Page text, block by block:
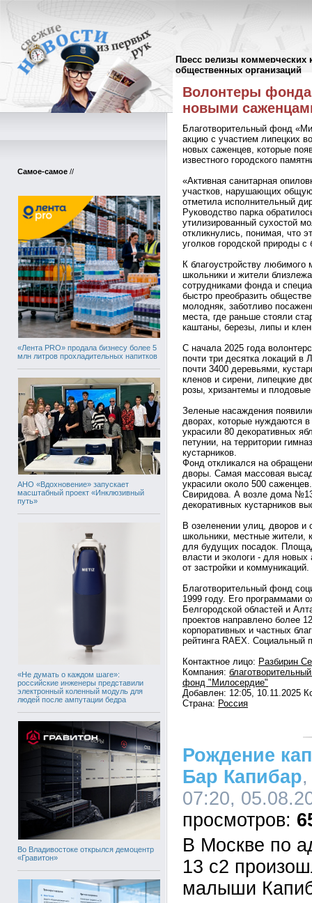
Пресс релизы коммерческих
общественных организаций
Самое-самое //
«Лента PRO» продала бизнесу более 5
млн литров прохладительных напитков
АНО «Вдохновение» запускает
масштабный проект «Инклюзивный
путь»
«Не думать о каждом шаге»:
российские инженеры представили
электронный коленный модуль для
людей после ампутации бедра
Во Владивостоке открылся демоцентр
«Гравитон»
Пресс-релизы//
Волонтеры
новыми
Благотворительный фонд
акцию с участием липецких
новых саженцев, которые
известного городского
«Активная санитарная
участков, нарушающих общую
отметила исполнительный
Руководство парка
утилизированный сухостой
откликнулись, понимая, что
уголков городской природы с
К благоустройству
школьники и жители
сотрудниками фонда и
быстро преобразить
молодняк, заботливо
места, где раньше стояли
каштаны, березы, липы и
С начала 2025 года
почти три десятка локаций в
почти 3400 деревьями,
кленов и сирени, липецкие
розы, хризантемы и плодовые
Зеленые насаждения
дворах, которые нуждаются
украсили 80 декоративных
петунии, на территории
кустарников.
Фонд откликался на
дворы. Самая массовая
украсили около 500
Свиридова. А возле дома
декоративных кустарников
В озеленении улиц, дворов
школьники, местные жители,
для будущих посадок.
власти и экологи - для
от застройки и коммуникаций.
Благотворительный фонд
1999 году. Его программами
Белгородской областей и
проектов направлено более
корпоративных и частных
рейтинга RAEX. Социальный
Контактное лицо: Разбирин
Компания:
фонд "Милосердие"
Добавлен: 12:05, 10.11.2025
Страна: Россия
Рождение
Бар Капибар
07:20,
В Москве по
13 с2
малыши